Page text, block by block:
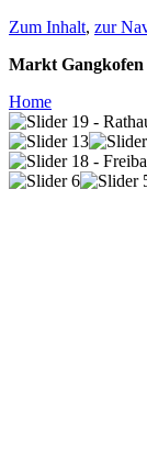
Zum Inhalt, zur
Markt Gangkofen
Home